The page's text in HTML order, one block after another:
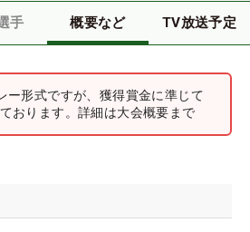
手 概要など TV放送予定
ー形式ですが、獲得賞金に準じて
おります。詳細は大会概要まで